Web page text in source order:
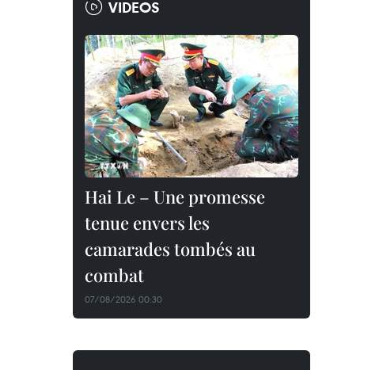
VIDEOS
Hai Le – Une promesse
tenue envers les
camarades tombés au
combat
07/08/2026 00:30